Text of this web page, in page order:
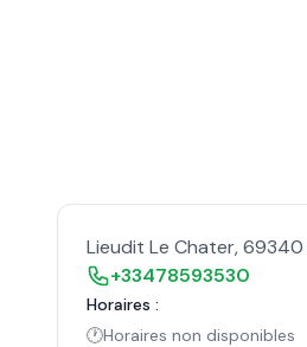
Lieudit Le Chater,69340
+33478593530
Horaires :
🕐Horaires non disponibles